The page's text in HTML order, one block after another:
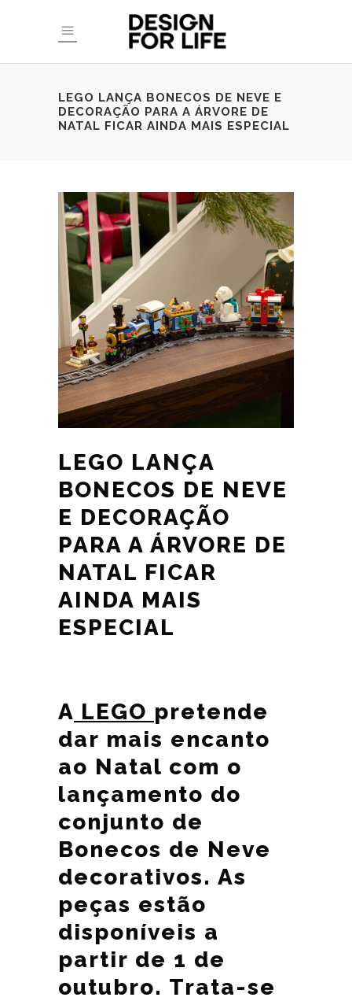
LEGO LANÇA BONECOS DE NEVE E
DECORAÇÃO PARA A ÁRVORE DE
NATAL FICAR AINDA MAIS ESPECIAL
LEGO LANÇA
BONECOS DE NEVE
E DECORAÇÃO
PARA A ÁRVORE DE
NATAL FICAR
AINDA MAIS
ESPECIAL
A LEGO pretende
dar mais encanto
ao Natal com o
lançamento do
conjunto de
Bonecos de Neve
decorativos. As
peças estão
disponíveis a
partir de 1 de
outubro. Trata-se